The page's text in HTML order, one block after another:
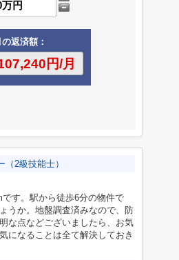
返済額：
2級技能士）
す。駅から徒歩6分の物件で
うか。地盤調査済みなので、防
な点などございましたら、お気
になることは全て解決しておき